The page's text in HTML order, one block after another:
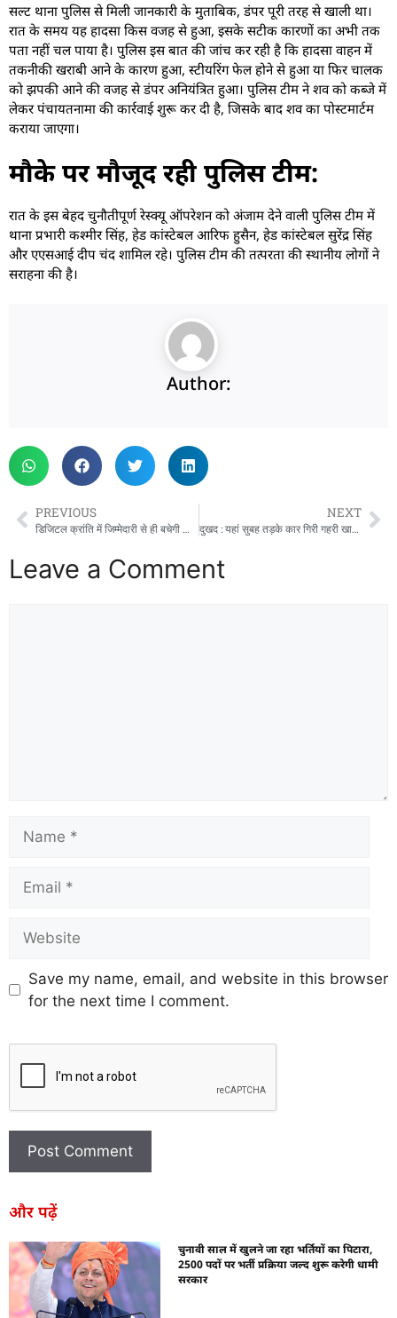
​सल्ट थाना पुलिस से मिली जानकारी के मुताबिक, डंपर पूरी तरह से खाली था।
रात के समय यह हादसा किस वजह से हुआ, इसके सटीक कारणों का अभी तक
पता नहीं चल पाया है। पुलिस इस बात की जांच कर रही है कि हादसा वाहन में
तकनीकी खराबी आने के कारण हुआ, स्टीयरिंग फेल होने से हुआ या फिर चालक
को झपकी आने की वजह से डंपर अनियंत्रित हुआ। पुलिस टीम ने शव को कब्जे में
लेकर पंचायतनामा की कार्रवाई शुरू कर दी है, जिसके बाद शव का पोस्टमार्टम
कराया जाएगा।
मौके पर मौजूद रही पुलिस टीम:
रात के इस बेहद चुनौतीपूर्ण रेस्क्यू ऑपरेशन को अंजाम देने वाली पुलिस टीम में
थाना प्रभारी कश्मीर सिंह, हेड कांस्टेबल आरिफ हुसैन, हेड कांस्टेबल सुरेंद्र सिंह
और एएसआई दीप चंद शामिल रहे। पुलिस टीम की तत्परता की स्थानीय लोगों ने
सराहना की है।
Author:
PREVIOUS
डिजिटल क्रांति में जिम्मेदारी से ही बचेगी साख : सूचना महानिदेशक बंशीधर तिवारी
NEXT
दुखद : यहां सुबह तड़के कार गिरी गहरी खाई में, तीन की मौत तीन गंभीर घायल
Leave a Comment
Save my name, email, and website in this browser
for the next time I comment.
और पढ़ें
चुनावी साल में खुलने जा रहा भर्तियों का पिटारा,
2500 पदों पर भर्ती प्रक्रिया जल्द शुरू करेगी धामी
सरकार